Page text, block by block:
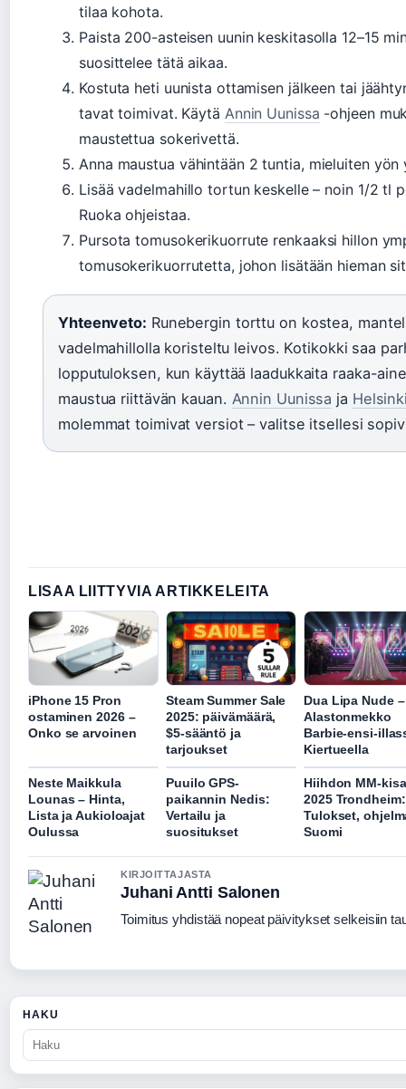
tilaa kohota.
Paista 200-asteisen uunin keskitasolla 12–15
suosittelee tätä aikaa.
Kostuta heti uunista ottamisen jälkeen tai
tavat toimivat. Käytä Annin Uunissa -ohjeen
maustettua sokerivettä.
Anna maustua vähintään 2 tuntia, mieluiten yön
Lisää vadelmahillo tortun keskelle – noin 1/2 tl
Ruoka ohjeistaa.
Pursota tomusokerikuorrute renkaaksi hillon
tomusokerikuorrutetta, johon lisätään hieman
Yhteenveto: Runebergin torttu on kostea,
vadelmahillolla koristeltu leivos. Kotikokki saa
lopputuloksen, kun käyttää laadukkaita raaka-
maustua riittävän kauan. Annin Uunissa ja
molemmat toimivat versiot – valitse itsellesi
LISAA LIITTYVIA ARTIKKELEITA
iPhone 15 Pron
ostaminen 2026 –
Onko se arvoinen
Steam Summer Sale
2025: päivämäärä,
$5-sääntö ja
tarjoukset
Dua Lipa Nude –
Alastonmekko
Barbie-ensi-
Kiertueella
Neste Maikkula
Lounas – Hinta,
Lista ja Aukioloajat
Oulussa
Puuilo GPS-
paikannin Nedis:
Vertailu ja
suositukset
Hiihdon MM-
2025 Trondheim:
Tulokset,
Suomi
KIRJOITTAJASTA
Juhani Antti Salonen
Toimitus yhdistää nopeat päivitykset selkeisiin
HAKU